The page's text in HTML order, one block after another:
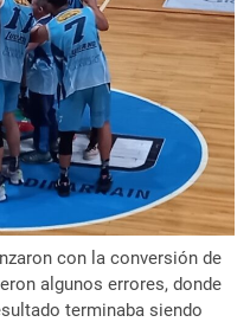
con la conversión de
algunos errores, donde
terminaba siendo